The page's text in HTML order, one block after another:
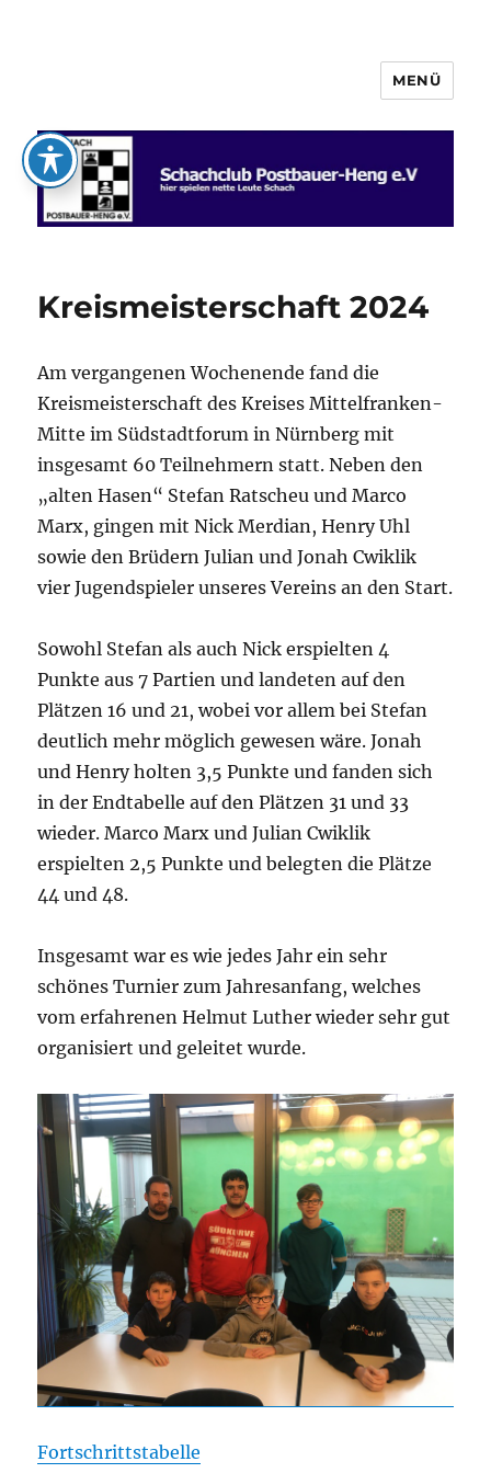
Schachclub Postbauer-Heng e.V.
MENÜ
Kreismeisterschaft 2024
Am vergangenen Wochenende fand die
Kreismeisterschaft des Kreises Mittelfranken-
Mitte im Südstadtforum in Nürnberg mit
insgesamt 60 Teilnehmern statt. Neben den
„alten Hasen“ Stefan Ratscheu und Marco
Marx, gingen mit Nick Merdian, Henry Uhl
sowie den Brüdern Julian und Jonah Cwiklik
vier Jugendspieler unseres Vereins an den Start.
Sowohl Stefan als auch Nick erspielten 4
Punkte aus 7 Partien und landeten auf den
Plätzen 16 und 21, wobei vor allem bei Stefan
deutlich mehr möglich gewesen wäre. Jonah
und Henry holten 3,5 Punkte und fanden sich
in der Endtabelle auf den Plätzen 31 und 33
wieder. Marco Marx und Julian Cwiklik
erspielten 2,5 Punkte und belegten die Plätze
44 und 48.
Insgesamt war es wie jedes Jahr ein sehr
schönes Turnier zum Jahresanfang, welches
vom erfahrenen Helmut Luther wieder sehr gut
organisiert und geleitet wurde.
Fortschrittstabelle